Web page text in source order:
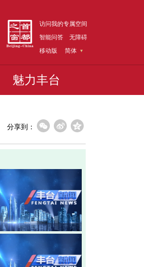
访问我的专属空间
智能问答
无障碍
移动版
简体
魅力丰台
分享到：
20260805-丰台新闻